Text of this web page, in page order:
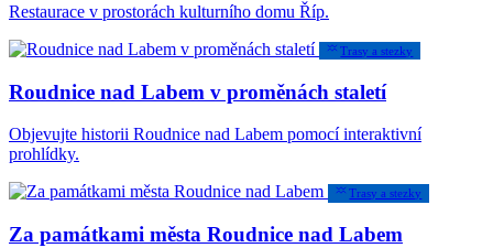
Restaurace v prostorách kulturního domu Říp.
Trasy a stezky
Roudnice nad Labem v proměnách staletí
Objevujte historii Roudnice nad Labem pomocí interaktivní
prohlídky.
Trasy a stezky
Za památkami města Roudnice nad Labem